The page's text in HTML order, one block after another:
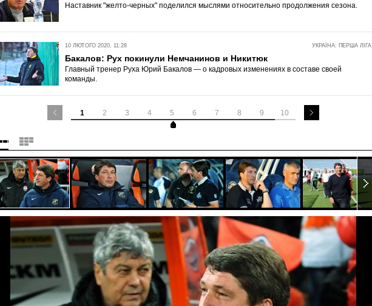
Наставник "желто-черных" поделился мыслями относительно продолжения сезона.
УКРАЇНА: ПЕРША ЛІГА
10 ЛЮТОГО 2020, 11:28
Бакалов: Рух покинули Немчанинов и Никитюк
Главный тренер Руха Юрий Бакалов — о кадровых изменениях в составе своей
команды.
1 2 3 4 5 6 7 8 9 10